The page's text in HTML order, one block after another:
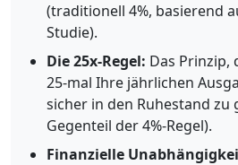
(traditionell 4%, basierend
Studie).
Die 25x-Regel: Das Prinzip,
25-mal Ihre jährlichen
sicher in den Ruhestand zu
Gegenteil der 4%-Regel).
Finanzielle